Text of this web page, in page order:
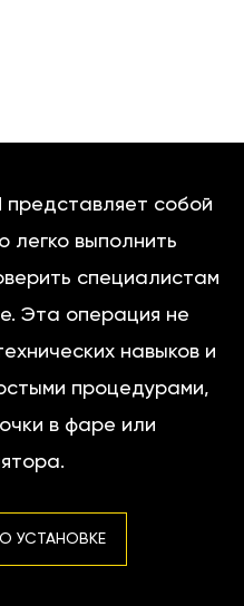
представляет собой
легко выполнить
специалистам
Эта операция не
навыков и
процедурами,
в фаре или
УСТАНОВКЕ